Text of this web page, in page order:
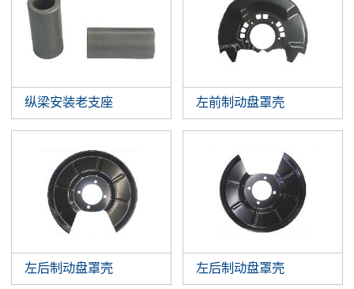
纵梁安装老支座 左前制动盘罩壳
左后制动盘罩壳 左后制动盘罩壳